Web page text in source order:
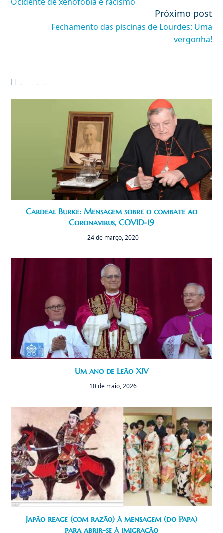
Ocidente de xenofobia e racismo
Próximo post
Fechamento das piscinas de Lourdes: Uma
vergonha!
Você também pode gostar
Cardeal Burke: Mensagem sobre o combate ao
Coronavirus, COVID-19
24 de março, 2020
Um ano de Leão XIV
10 de maio, 2026
Japão reage (com razão) à mensagem (do Papa)
para abrir-se à imigração